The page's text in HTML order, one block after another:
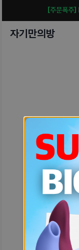
[주문폭주]
자기만의방